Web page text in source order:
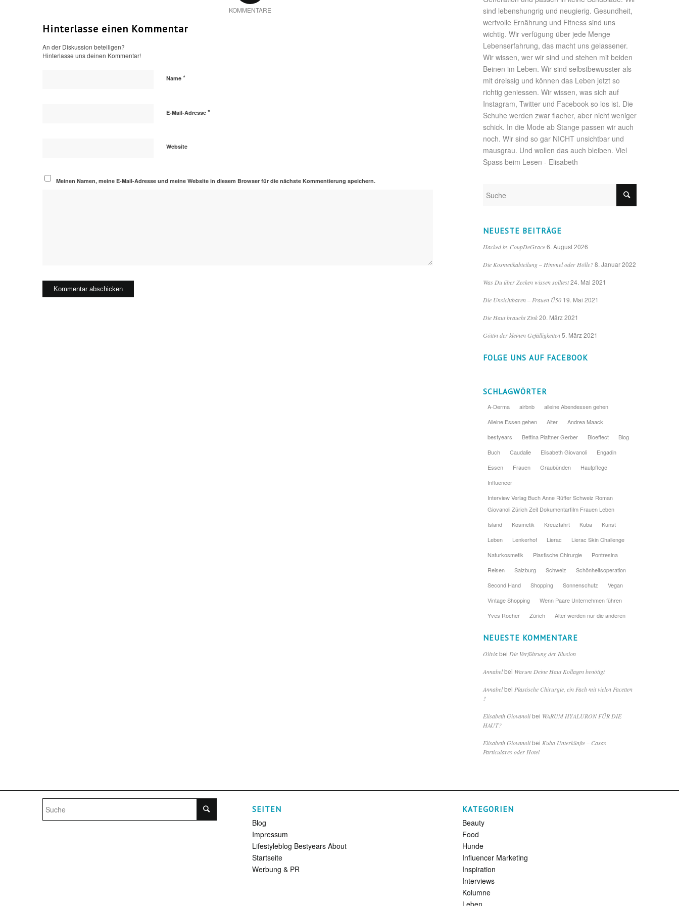
KOMMENTARE
Hinterlasse einen Kommentar
An der Diskussion beteiligen?
Hinterlasse uns deinen Kommentar!
Name *
E-Mail-Adresse *
Website
Meinen Namen, meine E-Mail-Adresse und meine Website in diesem Browser für die nächste Kommentierung speichern.
sind lebenshungrig und neugierig. Gesundheit,
wertvolle Ernährung und Fitness sind uns
wichtig. Wir verfügung über jede Menge
Lebenserfahrung, das macht uns gelassener.
Wir wissen, wer wir sind und stehen mit beiden
Beinen im Leben. Wir sind selbstbewusster als
mit dreissig und können das Leben jetzt so
richtig geniessen. Wir wissen, was sich auf
Instagram, Twitter und Facebook so los ist. Die
Schuhe werden zwar flacher, aber nicht weniger
schick. In die Mode ab Stange passen wir auch
noch. Wir sind so gar NICHT unsichtbar und
mausgrau. Und wollen das auch bleiben. Viel
Spass beim Lesen - Elisabeth
NEUESTE BEITRÄGE
Hacked by CoupDeGrace 6. August 2026
Die Kosmetikabteilung – Himmel oder Hölle? 8. Januar 2022
Was Du über Zecken wissen solltest 24. Mai 2021
Die Unsichtbaren – Frauen Ü50 19. Mai 2021
Die Haut braucht Zink 20. März 2021
Göttin der kleinen Gefälligkeiten 5. März 2021
FOLGE UNS AUF FACEBOOK
SCHLAGWÖRTER
A-Derma airbnb
alleine Abendessen gehen
Alleine Essen gehen
Alter
Andrea Maack
bestyears
Bettina Plattner Gerber Bioeffect
Blog
Buch
Caudalie Elisabeth Giovanoli
Engadin
Essen
Frauen Graubünden
Hautpflege
Influencer
Interview Verlag Buch Anne Rüffer Schweiz Roman
Giovanoli Zürich Zeit Dokumentarfilm Frauen Leben
Island
Kosmetik Kreuzfahrt Kuba
Kunst
Leben
Lenkerhof Lierac
Lierac Skin Challenge
Naturkosmetik
Plastische Chirurgie
Pontresina
Reisen
Salzburg Schweiz
Schönheitsoperation
Second Hand
Shopping Sonnenschutz
Vegan
Vintage Shopping
Wenn Paare Unternehmen führen
Yves Rocher
Zürich Älter werden nur die anderen
NEUESTE KOMMENTARE
Oliviabei Die Verführung der Illusion
Annabelbei Warum Deine Haut Kollagen benötigt
Annabelbei Plastische Chirurgie, ein Fach mit vielen Facetten
?
Elisabeth Giovanolibei WARUM HYALURON FÜR DIE
HAUT?
Elisabeth Giovanolibei Kuba Unterkünfte – Casas
Particulares oder Hotel
SEITEN
Blog
Impressum
Lifestyleblog Bestyears About
Startseite
Werbung & PR
KATEGORIEN
Beauty
Food
Hunde
Influencer Marketing
Inspiration
Interviews
Kolumne
Leben